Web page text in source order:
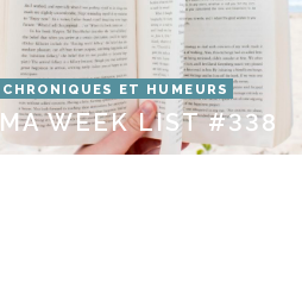
CHRONIQUES ET HUMEURS
MA WEEK LIST #338